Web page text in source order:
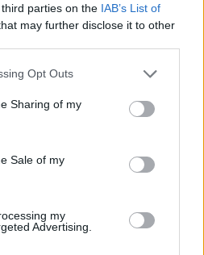
parties on the IAB’s List of
may further disclose it to other
Opt Outs
Sharing of my
Sale of my
my
Advertising.
y con dos lesiones clave
ha confirmado dos bajas más tras